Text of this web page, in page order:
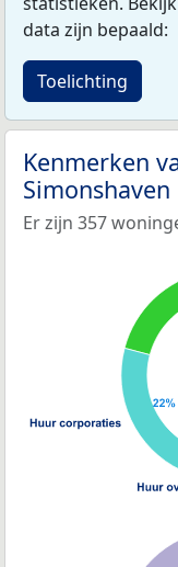
data zijn bepaald:
Toelichting
Kenmerken
Simonshaven
Er zijn 357